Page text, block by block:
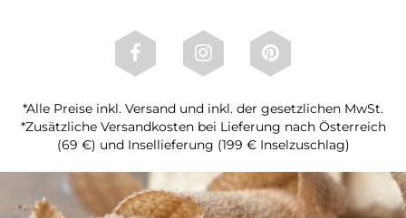
*Alle Preise inkl. Versand und inkl. der gesetzlichen MwSt.
*Zusätzliche Versandkosten bei Lieferung nach Österreich
(69 €) und Insellieferung (199 € Inselzuschlag)